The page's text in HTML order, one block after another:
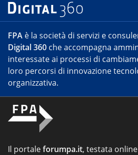
FPA è la società di servizi e
Digital 360 che accompagna
interessate ai processi di
loro percorsi di innovazione
organizzativa.
Il portaleforumpa.it, testata